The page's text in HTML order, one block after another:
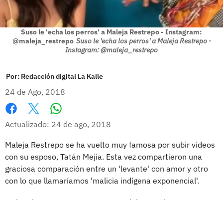
Suso le 'echa los perros' a Maleja Restrepo - Instagram:
@maleja_restrepo Suso le 'echa los perros' a Maleja Restrepo -
Instagram: @maleja_restrepo
Por: Redacción digital La Kalle
24 de Ago, 2018
Facebook
X
Actualizado: 24 de ago, 2018
Maleja Restrepo se ha vuelto muy famosa por subir vídeos
con su esposo, Tatán Mejía. Esta vez compartieron una
graciosa comparación entre un 'levante' con amor y otro
con lo que llamaríamos 'malicia indígena exponencial'.